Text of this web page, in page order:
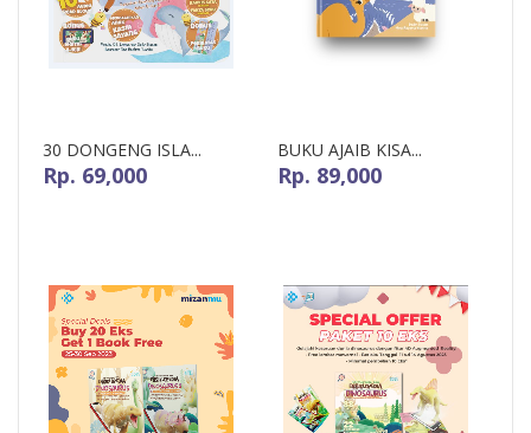
30 DONGENG ISLA...
Rp. 69,000
BUKU AJAIB KISA...
Rp. 89,000
Pre-Order Pre-Order